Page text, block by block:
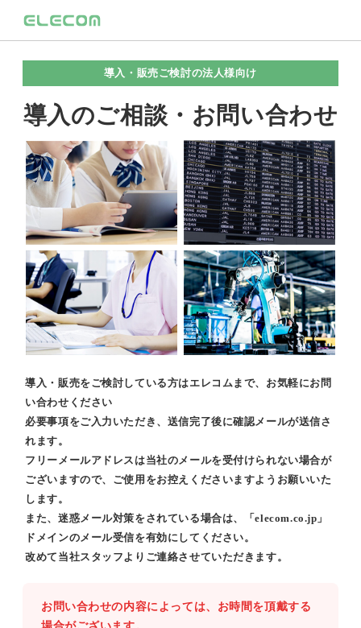
導入・販売ご検討の法人様向け
導入のご相談・お問い合わせ
導入・販売をご検討している方はエレコムまで、お気軽にお問
い合わせください
必要事項をご入力いただき、送信完了後に確認メールが送信さ
れます。
フリーメールアドレスは当社のメールを受付けられない場合が
ございますので、ご使用をお控えくださいますようお願いいた
します。
また、迷惑メール対策をされている場合は、「elecom.co.jp」
ドメインのメール受信を有効にしてください。
改めて当社スタッフよりご連絡させていただきます。
お問い合わせの内容によっては、お時間を頂戴する